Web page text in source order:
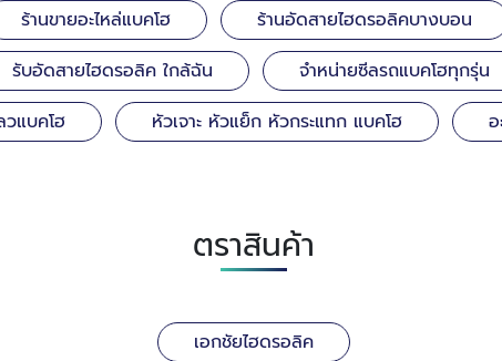
ร้านขายอะไหล่แบคโฮ ร้านอัดสายไฮดรอลิคบางบอน
รับอัดสายไฮดรอลิค ใกล้ฉัน จำหน่ายซีลรถแบคโฮทุกรุ่น
แบคโฮ
หัวเจาะ หัวแย็ก หัวกระแทก แบคโฮ
ตราสินค้า
เอกชัยไฮดรอลิค